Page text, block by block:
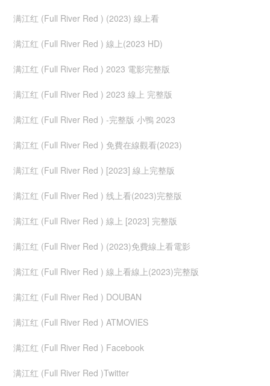
满江红 (Full River Red ) (2023) 線上看
满江红 (Full River Red ) 線上(2023 HD)
满江红 (Full River Red ) 2023 電影完整版
满江红 (Full River Red ) 2023 線上 完整版
满江红 (Full River Red ) -完整版 小鴨 2023
满江红 (Full River Red ) 免費在線觀看(2023)
满江红 (Full River Red ) [2023] 線上完整版
满江红 (Full River Red ) 线上看(2023)完整版
满江红 (Full River Red ) 線上 [2023] 完整版
满江红 (Full River Red ) (2023)免費線上看電影
满江红 (Full River Red ) 線上看線上(2023)完整版
满江红 (Full River Red ) DOUBAN
满江红 (Full River Red ) ATMOVIES
满江红 (Full River Red ) Facebook
满江红 (Full River Red )Twitter